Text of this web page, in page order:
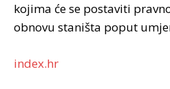
kojima će se postaviti
obnovu staništa poput
index.hr